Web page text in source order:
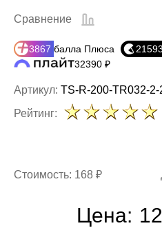
Артикул: TS-R-200-TR032-
Сравнение
3867 балла Плюса
32390 ₽
Рейтинг:
Стоимость: 168 ₽
Цена: